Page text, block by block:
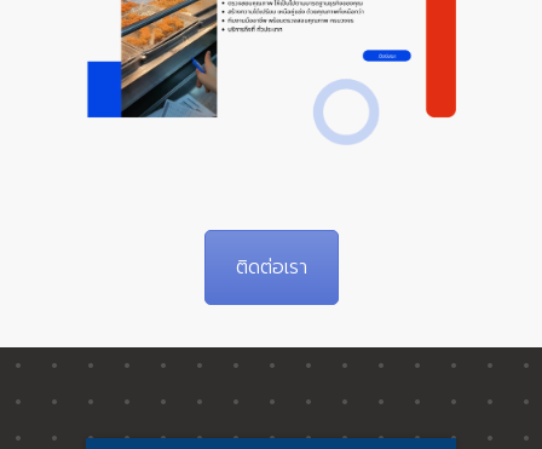
ติดต่อเรา